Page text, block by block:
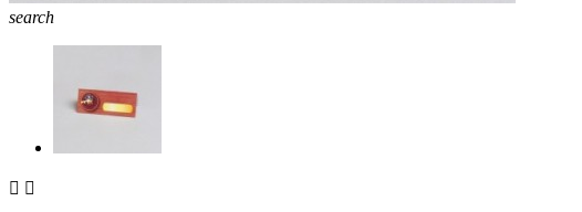
search
 